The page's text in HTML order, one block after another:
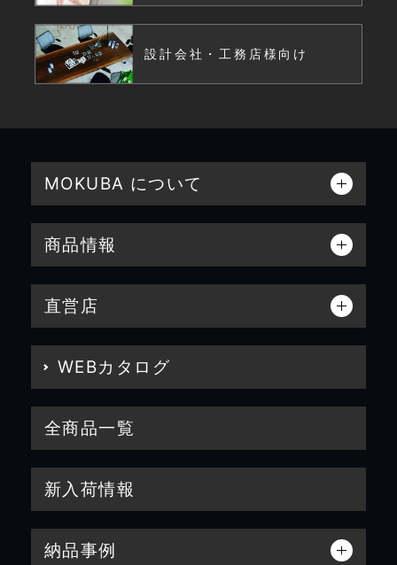
設計会社・工務店様向け
MOKUBA について
商品情報
直営店
WEBカタログ
全商品一覧
新入荷情報
納品事例